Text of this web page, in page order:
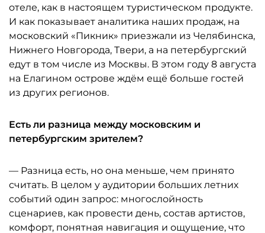
отеле, как в настоящем туристическом продукте.
И как показывает аналитика наших продаж, на
московский «Пикник» приезжали из Челябинска,
Нижнего Новгорода, Твери, а на петербургский
едут в том числе из Москвы. В этом году 8 августа
на Елагином острове ждём ещё больше гостей
из других регионов.
Есть ли разница между московским и
петербургским зрителем?
— Разница есть, но она меньше, чем принято
считать. В целом у аудитории больших летних
событий один запрос: многослойность
сценариев, как провести день, состав артистов,
комфорт, понятная навигация и ощущение, что